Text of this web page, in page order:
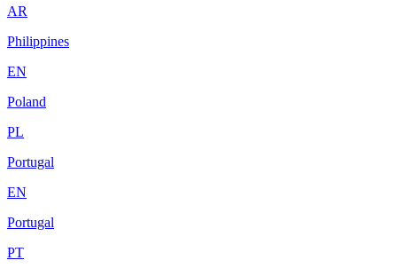
AR
Philippines
EN
Poland
PL
Portugal
EN
Portugal
PT